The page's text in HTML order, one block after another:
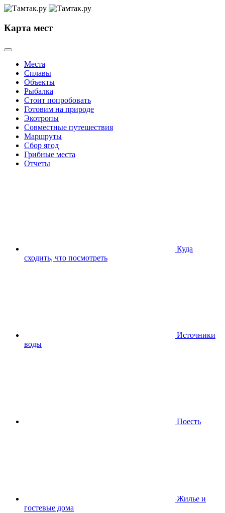
Карта мест
Места
Сплавы
Объекты
Рыбалка
Стоит попробовать
Готовим на природе
Экотропы
Совместные путешествия
Маршруты
Сбор ягод
Грибные места
Отчеты
Куда
сходить, что посмотреть
Источники
воды
Поесть
Жилье и
гостевые дома